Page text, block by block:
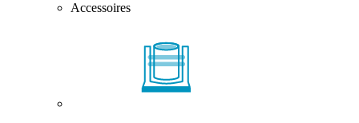
Accessoires